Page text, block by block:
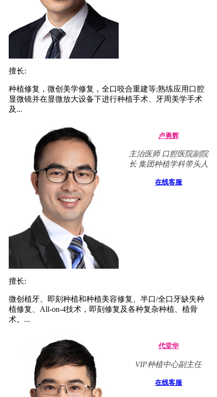
擅长:
种植修复，微创美学修复，全口咬合重建等;熟练应用口腔
显微镜并在显微放大设备下进行种植手术、牙周美学手术
及...
卢勇辉
主治医师 口腔医院副院
长 集团种植学科带头人
在线客服
擅长:
微创植牙、即刻种植和种植美容修复、半口/全口牙缺失种
植修复、All-on-4技术，即刻修复及各种复杂种植、植骨
术。...
代堂华
VIP种植中心副主任
在线客服